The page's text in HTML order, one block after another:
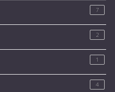
7
2
1
4